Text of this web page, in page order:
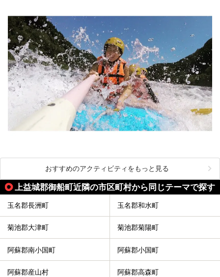
おすすめのアクティビティをもっと見る
上益城郡御船町近隣の市区町村から同じテーマで探す
玉名郡長洲町 玉名郡和水町
菊池郡大津町 菊池郡菊陽町
阿蘇郡南小国町 阿蘇郡小国町
阿蘇郡産山村 阿蘇郡高森町